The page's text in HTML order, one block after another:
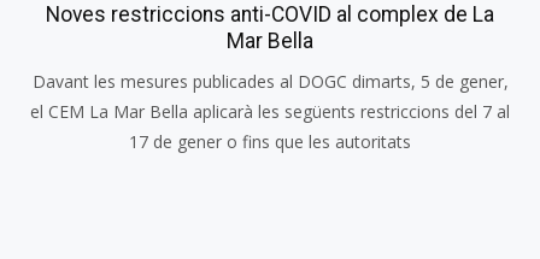
Noves restriccions anti-COVID al complex de La
Mar Bella
Davant les mesures publicades al DOGC dimarts, 5 de gener,
el CEM La Mar Bella aplicarà les següents restriccions del 7 al
17 de gener o fins que les autoritats